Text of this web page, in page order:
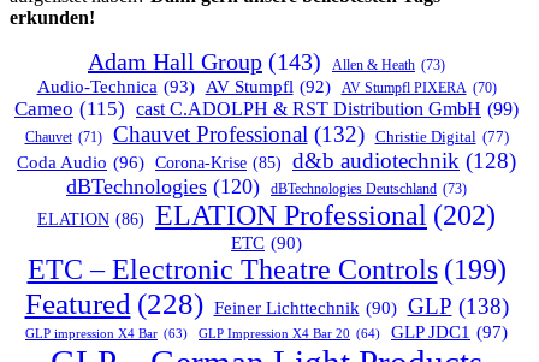
erkunden!
Adam Hall Group (143) Allen & Heath (73)
Audio-Technica (93) AV Stumpfl (92) AV Stumpfl PIXERA (70)
Cameo (115) cast C.ADOLPH & RST Distribution GmbH (99)
Chauvet (71) Chauvet Professional (132) Christie Digital (77)
Coda Audio (96) Corona-Krise (85) d&b audiotechnik (128)
dBTechnologies (120) dBTechnologies Deutschland (73)
ELATION (86) ELATION Professional (202)
ETC (90)
ETC – Electronic Theatre Controls (199)
Featured (228) Feiner Lichttechnik (90) GLP (138)
GLP impression X4 Bar (63) GLP Impression X4 Bar 20 (64) GLP JDC1 (97)